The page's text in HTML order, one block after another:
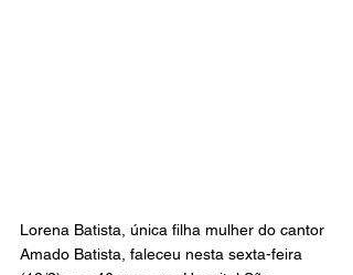
Lorena Batista, única filha mulher do cantor
Amado Batista, faleceu nesta sexta-feira